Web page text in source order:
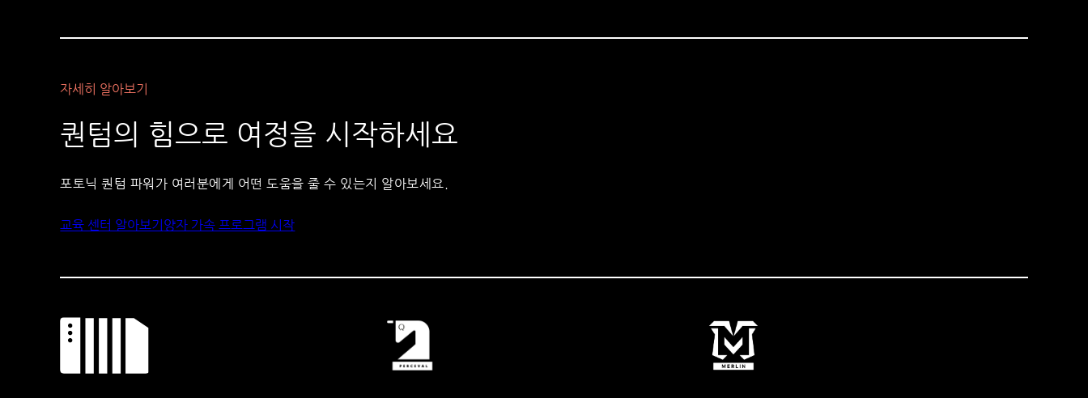
자세히 알아보기
퀀텀의 힘으로 여정을 시작하세요
포토닉 퀀텀 파워가 여러분에게 어떤 도움을 줄 수 있는지 알아보세요.
교육 센터 알아보기 양자 가속 프로그램 시작